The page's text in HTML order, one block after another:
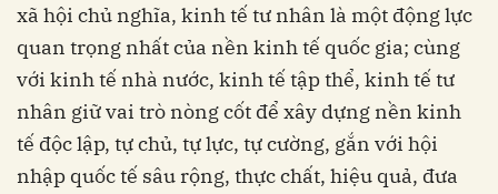
xã hội chủ nghĩa, kinh tế tư nhân là một động lực
quan trọng nhất của nền kinh tế quốc gia; cùng
với kinh tế nhà nước, kinh tế tập thể, kinh tế tư
nhân giữ vai trò nòng cốt để xây dựng nền kinh
tế độc lập, tự chủ, tự lực, tự cường, gắn với hội
nhập quốc tế sâu rộng, thực chất, hiệu quả, đưa